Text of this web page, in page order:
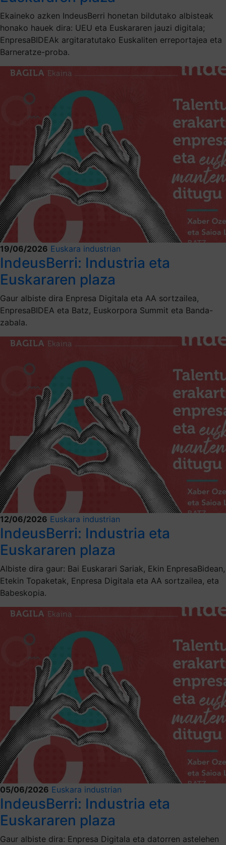
Ekaineko azken IndeusBerri honetan bildutako albisteak
honako hauek dira: UEU eta Euskararen jauzi digitala;
EnpresaBIDEAk argitaratutako Euskaliten erreportajea eta
Barneratze-proba.
19/06/2026 Euskara industrian
IndeusBerri: Industria eta
Euskararen plaza
Gaur albiste dira Enpresa Digitala eta AA sortzailea,
EnpresaBIDEA eta Batz, Euskorpora Summit eta Banda-
zabala.
12/06/2026 Euskara industrian
IndeusBerri: Industria eta
Euskararen plaza
Albiste dira gaur: Bai Euskarari Sariak, Ekin EnpresaBidean,
Etekin Topaketak, Enpresa Digitala eta AA sortzailea, eta
Babeskopia.
05/06/2026 Euskara industrian
IndeusBerri: Industria eta
Euskararen plaza
Gaur albiste dira: Enpresa Digitala eta datorren astelehen